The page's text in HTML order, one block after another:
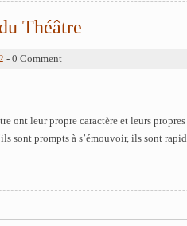
Théâtre
- 0 Comment
ont leur propre caractère et leurs
sont prompts à s’émouvoir, ils sont